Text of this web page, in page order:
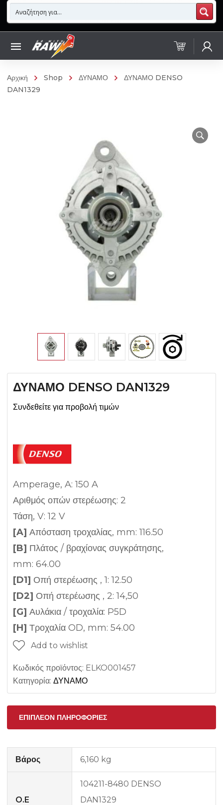
Αρχική Shop ΔΥΝΑΜΟ
ΔΥΝΑΜΟ DENSO
DAN1329
ΔΥΝΑΜΟ DENSO DAN1329
Συνδεθείτε για προβολή τιμών
Amperage, A: 150 A
Αριθμός οπών στερέωσης: 2
Τάση, V: 12 V
[A] Απόσταση τροχαλίας, mm: 116.50
[B] Πλάτος / βραχίονας συγκράτησης,
mm: 64.00
[D1] Οπή στερέωσης , 1: 12.50
[D2] Οπή στερέωσης , 2: 14,50
[G] Αυλάκια / τροχαλία: P5D
[H] Τροχαλία OD, mm: 54.00
Add to wishlist
Κωδικός προϊόντος: ELKO001457
Κατηγορία: ΔΥΝΑΜΟ
ΕΠΙΠΛΈΟΝ ΠΛΗΡΟΦΟΡΊΕΣ
Βάρος 6,160 kg
O.E
104211-8480 DENSO
DAN1329